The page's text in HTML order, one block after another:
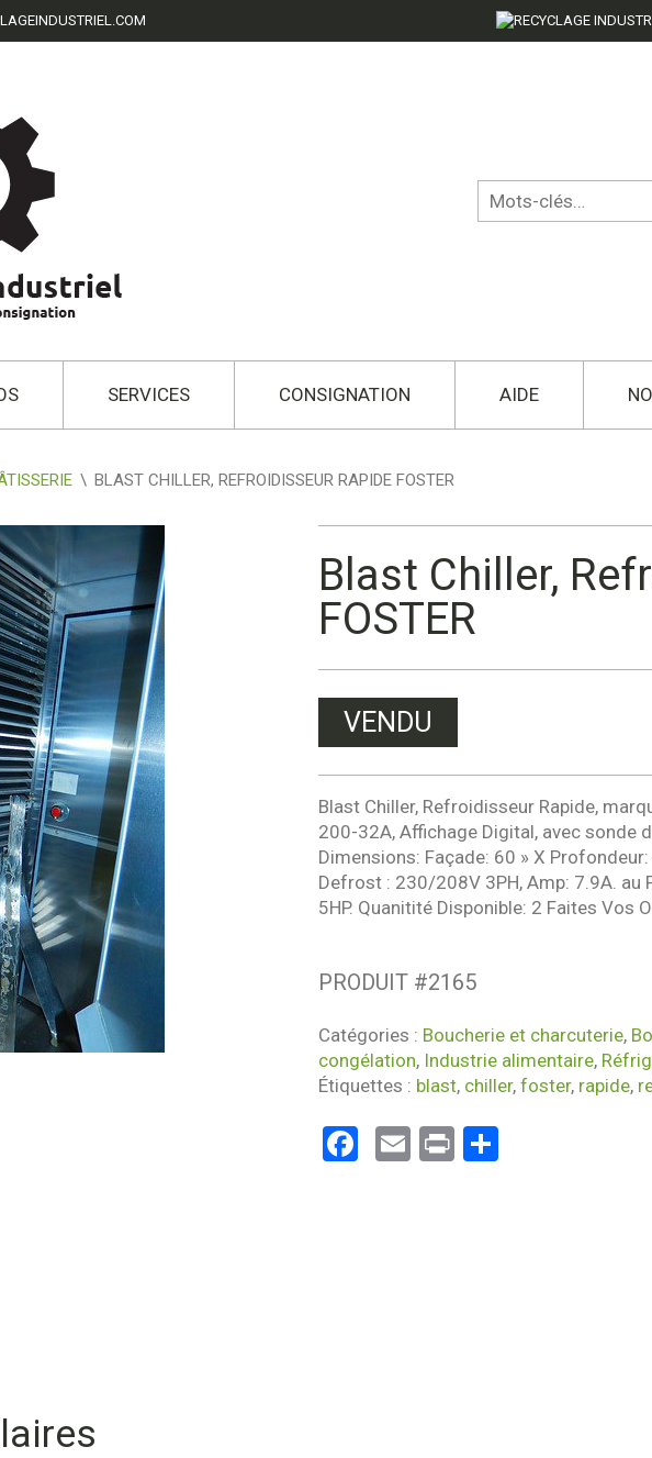
SERVICES CONSIGNATION AIDE
\ BLAST CHILLER, REFROIDISSEUR RAPIDE FOSTER
Blast Chiller,
FOSTER
VENDU
Blast Chiller, Refroidisseur Rapide,
200-32A, Affichage Digital, avec sonde
Dimensions: Façade: 60 » X
Defrost : 230/208V 3PH, Amp: 7.9A. au
5HP. Quanitité Disponible: 2 Faites Vos
PRODUIT #2165
Catégories : Boucherie et charcuterie,
congélation, Industrie alimentaire,
Étiquettes : blast, chiller, foster, rapide,
Facebook
Email
PrintPartager